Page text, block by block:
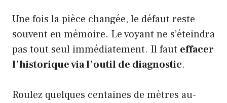
Une fois la pièce changée, le défaut reste
souvent en mémoire. Le voyant ne s’éteindra
pas tout seul immédiatement. Il faut effacer
l’historique via l’outil de diagnostic.
Roulez quelques centaines de mètres au-